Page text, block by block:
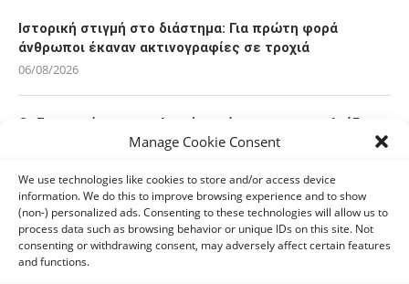
Manage Cookie Consent
We use technologies like cookies to store and/or access device
information. We do this to improve browsing experience and to show
(non-) personalized ads. Consenting to these technologies will allow us to
process data such as browsing behavior or unique IDs on this site. Not
consenting or withdrawing consent, may adversely affect certain features
and functions.
Ιστορική στιγμή στο διάστημα: Για πρώτη φορά
άνθρωποι έκαναν ακτινογραφίες σε τροχιά
06/08/2026
Οι Ευρωπαίοι καταναλωτές φαίνεται να «αγκαλιάζουν»
τα νέα Samsung Galaxy Z Fold8
Οι χρήστες Mac είναι περισσότερο εκτεθειμένοι σε
κυβερνοαπειλές αλλά λαμβάνουν λιγότερα μέτρα
προστασίας